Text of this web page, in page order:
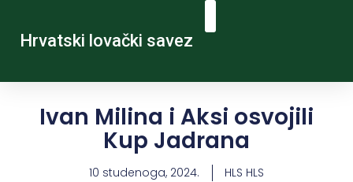
Hrvatski lovački savez
Ivan Milina i Aksi osvojili
Kup Jadrana
10 studenoga, 2024. HLS HLS